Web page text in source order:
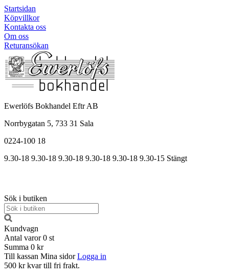
Startsidan
Köpvillkor
Kontakta oss
Om oss
Returansökan
Ewerlöfs Bokhandel Eftr AB
Norrbygatan 5, 733 31 Sala
0224-100 18
9.30-18 9.30-18 9.30-18 9.30-18 9.30-18 9.30-15 Stängt
Sök i butiken
Kundvagn
Antal varor 0 st
Summa 0 kr
Till kassan Mina sidor Logga in
500 kr kvar till fri frakt.